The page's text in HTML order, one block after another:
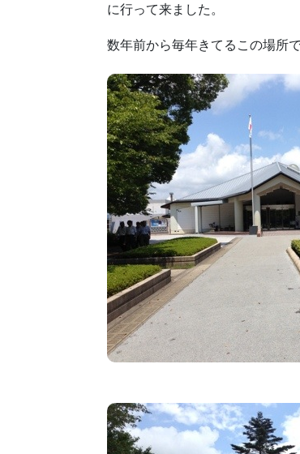
に行って来ました。
数年前から毎年きてるこの場所